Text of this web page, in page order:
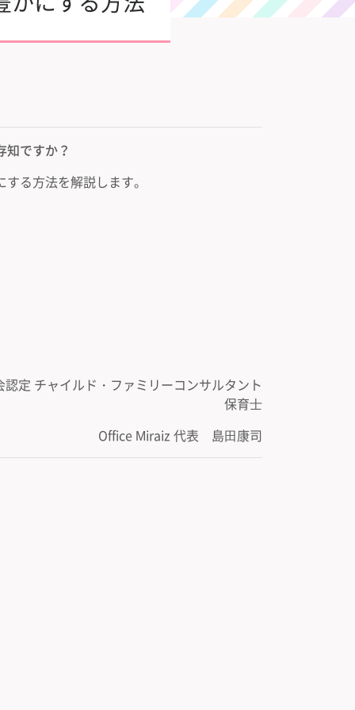
ですか？
る方法を解説します。
定 チャイルド・ファミリーコンサルタント
保育⼠
Office Miraiz 代表 島⽥康司